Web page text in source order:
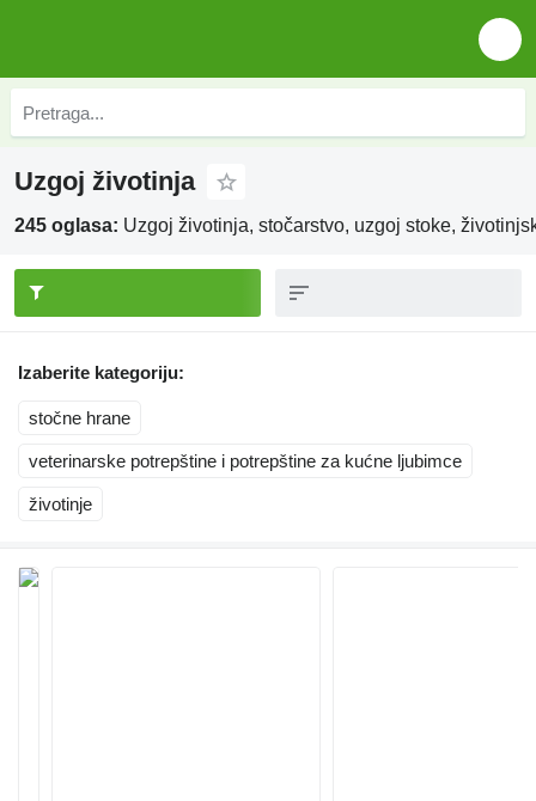
Uzgoj životinja
245 oglasa: Uzgoj životinja, stočarstvo, uzgoj stoke,
Izaberite kategoriju:
stočne hrane
veterinarske potrepštine i potrepštine za kućne ljubimce
životinje